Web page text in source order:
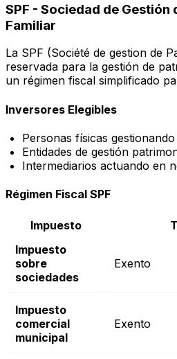
SPF - Sociedad de Gestión
Familiar
La SPF (Société de gestion de
reservada para la gestión de
un régimen fiscal simplificado
Inversores Elegibles
Personas físicas
Entidades de gestión
Intermediarios actuando en
Régimen Fiscal SPF
Impuesto
Impuesto
sobre
sociedades
Exento
Impuesto
comercial
municipal
Exento